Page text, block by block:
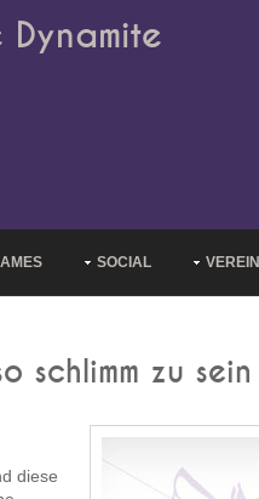
SOCIAL VEREIN
schlimm zu sein
diese